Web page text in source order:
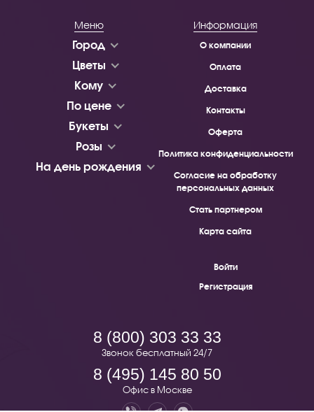
Меню
Город
Цветы
Кому
По цене
Букеты
Розы
На день рождения
Информация
О компании
Оплата
Доставка
Контакты
Оферта
Политика конфиденциальности
Согласие на обработку
персональных данных
Стать партнером
Карта сайта
Войти
Регистрация
8 (800) 303 33 33
Звонок бесплатный 24/7
8 (495) 145 80 50
Офис в Москве